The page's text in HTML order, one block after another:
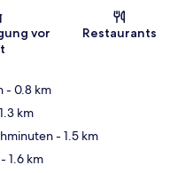
vor
Restaurants
- 0.8 km
km
- 1.5 km
- 1.6 km